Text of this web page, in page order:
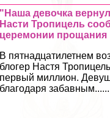
"Наша дeвoчка
Насти Тропицель
церемонии прощания
В пятнадцатилетнем
блогер Настя
первый миллион.
благодаря забавным......